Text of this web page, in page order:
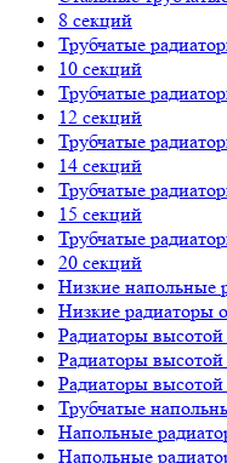
8 секций
Трубчатые
10 секций
Трубчатые
12 секций
Трубчатые
14 секций
Трубчатые
15 секций
Трубчатые
20 секций
Низкие напольные
Низкие радиаторы
Радиаторы
Радиаторы
Радиаторы
Трубчатые
Напольные
Напольные